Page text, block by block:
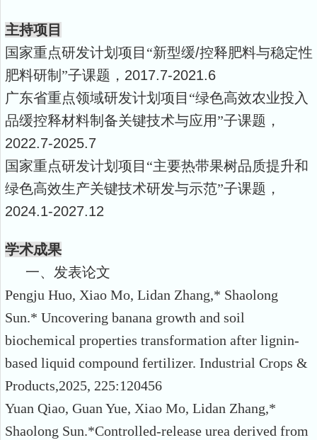
主持项目
国家重点研发计划项目“新型缓/控释肥料与稳定性
肥料研制”子课题， 2017.7-2021.6
广东省重点领域研发计划项目“绿色高效农业投入
品缓控释材料制备关键技术与应用”子课题，
2022.7-2025.7
国家重点研发计划项目“主要热带果树品质提升和
绿色高效生产关键技术研发与示范”子课题，
2024.1-2027.12
学术成果
一、 发表论文
Pengju Huo, Xiao Mo, Lidan Zhang,* Shaolong
Sun.* Uncovering banana growth and soil
biochemical properties transformation after lignin-
based liquid compound fertilizer. Industrial Crops &
Products,2025, 225:120456
Yuan Qiao, Guan Yue, Xiao Mo, Lidan Zhang,*
Shaolong Sun.*Controlled-release urea derived from